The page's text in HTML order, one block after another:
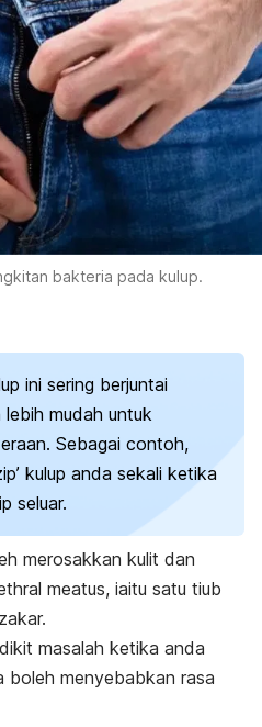
bakteria pada kulup.
ini sering berjuntai
mudah untuk
Sebagai contoh,
kulup anda sekali ketika
seluar.
merosakkan kulit dan
meatus, iaitu satu tiub
masalah ketika anda
boleh menyebabkan rasa